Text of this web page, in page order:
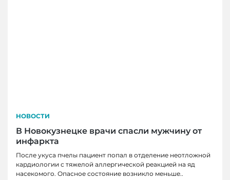
НОВОСТИ
В Новокузнецке врачи спасли мужчину от
инфаркта
После укуса пчелы пациент попал в отделение неотложной
кардиологии с тяжелой аллергической реакцией на яд
насекомого. Опасное состояние возникло меньше..